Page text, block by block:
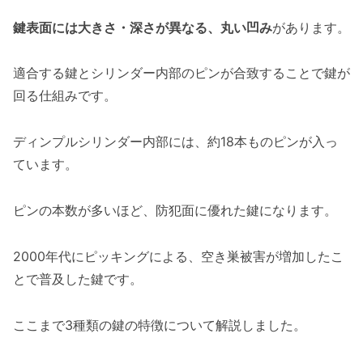
鍵表面には大きさ・深さが異なる、丸い凹みがあります。
適合する鍵とシリンダー内部のピンが合致することで鍵が
回る仕組みです。
ディンプルシリンダー内部には、約18本ものピンが入っ
ています。
ピンの本数が多いほど、防犯面に優れた鍵になります。
2000年代にピッキングによる、空き巣被害が増加したこ
とで普及した鍵です。
ここまで3種類の鍵の特徴について解説しました。